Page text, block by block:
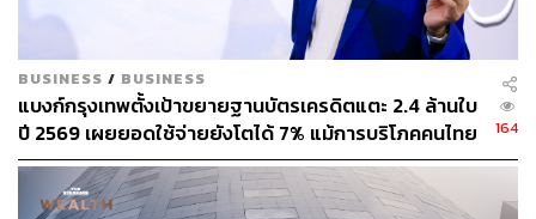
BUSINESS / BUSINESS
แบงก์กรุงเทพตั้งเป้าขยายฐานบัตรเครดิตแตะ 2.4 ล้านใบ
ปี 2569 เผยยอดใช้จ่ายยังโตได้ 7% แม้การบริโภคคนไทย
โตต่ำ
164